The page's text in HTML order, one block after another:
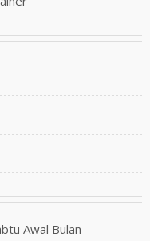
Awal Bulan